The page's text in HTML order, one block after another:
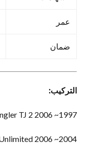
عمر
ضمان
التركيب:
1997~ 2006 Jeep Wrangler TJ 2 باب
2004~ 2006 Jeep Wrangler LJ Unlimited (4 باب)